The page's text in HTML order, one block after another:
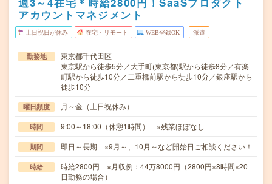
アカウントマネジメント
土日祝日が休み 在宅・リモート WEB登録OK 派遣
勤務地
東京都千代田区
東京駅から徒歩5分／大手町(東京都)駅から徒歩8分／有楽
町駅から徒歩10分／二重橋前駅から徒歩10分／銀座駅から
徒歩10分
曜日頻度 月～金（土日祝休み）
時間 9:00～18:00（休憩1時間） ※残業ほぼなし
期間 即日～長期 ※9月～、10月～など開始日ご相談ください！
時給
時給2800円 ※月収例：44万8000円（2800円×8時間×20
日勤務の場合）